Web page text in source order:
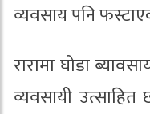
व्यवसाय पनि
रारामा घोडा
व्यवसायी